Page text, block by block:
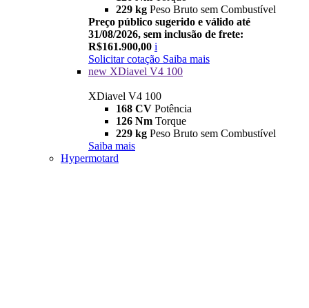
229 kg Peso Bruto sem Combustível
Preço público sugerido e válido até
31/08/2026, sem inclusão de frete:
R$161.900,00 i
Solicitar cotação Saiba mais
new XDiavel V4 100
XDiavel V4 100
168 CV Potência
126 Nm Torque
229 kg Peso Bruto sem Combustível
Saiba mais
Hypermotard